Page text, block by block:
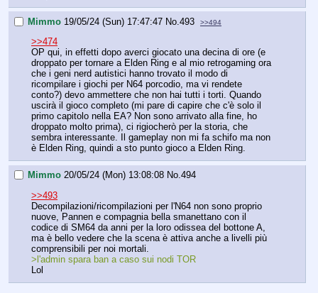
Mimmo 19/05/24 (Sun) 17:47:47 No. 493 >>494
>>474
OP qui, in effetti dopo averci giocato una decina di ore (e
droppato per tornare a Elden Ring e al mio retrogaming ora
che i geni nerd autistici hanno trovato il modo di
ricompilare i giochi per N64 porcodio, ma vi rendete
conto?) devo ammettere che non hai tutti i torti. Quando
uscirà il gioco completo (mi pare di capire che c'è solo il
primo capitolo nella EA? Non sono arrivato alla fine, ho
droppato molto prima), ci rigiocherò per la storia, che
sembra interessante. Il gameplay non mi fa schifo ma non
è Elden Ring, quindi a sto punto gioco a Elden Ring.
Mimmo 20/05/24 (Mon) 13:08:08 No.494
>>493
Decompilazioni/ricompilazioni per l'N64 non sono proprio
nuove, Pannen e compagnia bella smanettano con il
codice di SM64 da anni per la loro odissea del bottone A,
ma è bello vedere che la scena è attiva anche a livelli più
comprensibili per noi mortali.
>l'admin spara ban a caso sui nodi TOR
Lol